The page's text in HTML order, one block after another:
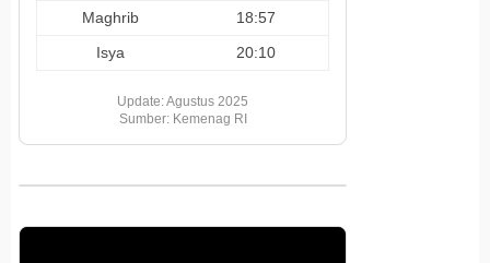
Maghrib
18:57
Isya
20:10
Update: Agustus 2025
Sumber: Kemenag RI